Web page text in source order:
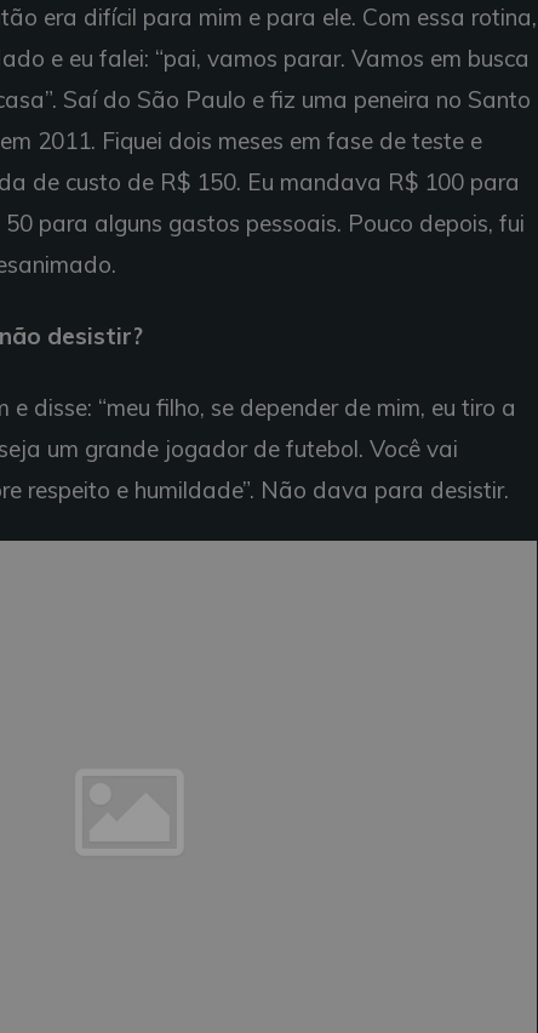
era difícil para mim e para ele. Com essa rotina,
e eu falei: “pai, vamos parar. Vamos em busca
Saí do São Paulo e fiz uma peneira no Santo
2011. Fiquei dois meses em fase de teste e
de custo de R$ 150. Eu mandava R$ 100 para
para alguns gastos pessoais. Pouco depois, fui
desistir?
e disse: “meu filho, se depender de mim, eu tiro a
um grande jogador de futebol. Você vai
respeito e humildade”. Não dava para desistir.